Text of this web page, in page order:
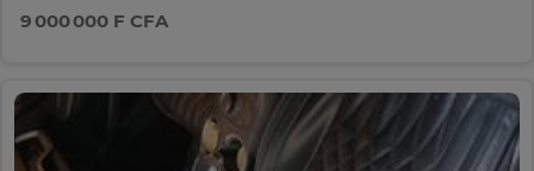
9 000 000 F CFA